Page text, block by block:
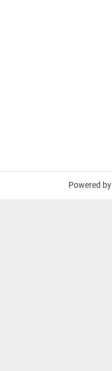
Powered by